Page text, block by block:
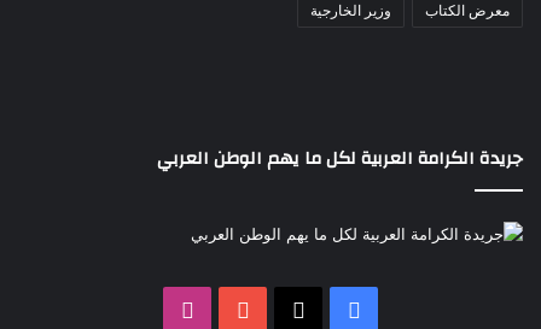
معرض الكتاب وزير الخارجية
جريدة الكرامة العربية لكل ما يهم الوطن العربي
فيسبوك ‫YouTube